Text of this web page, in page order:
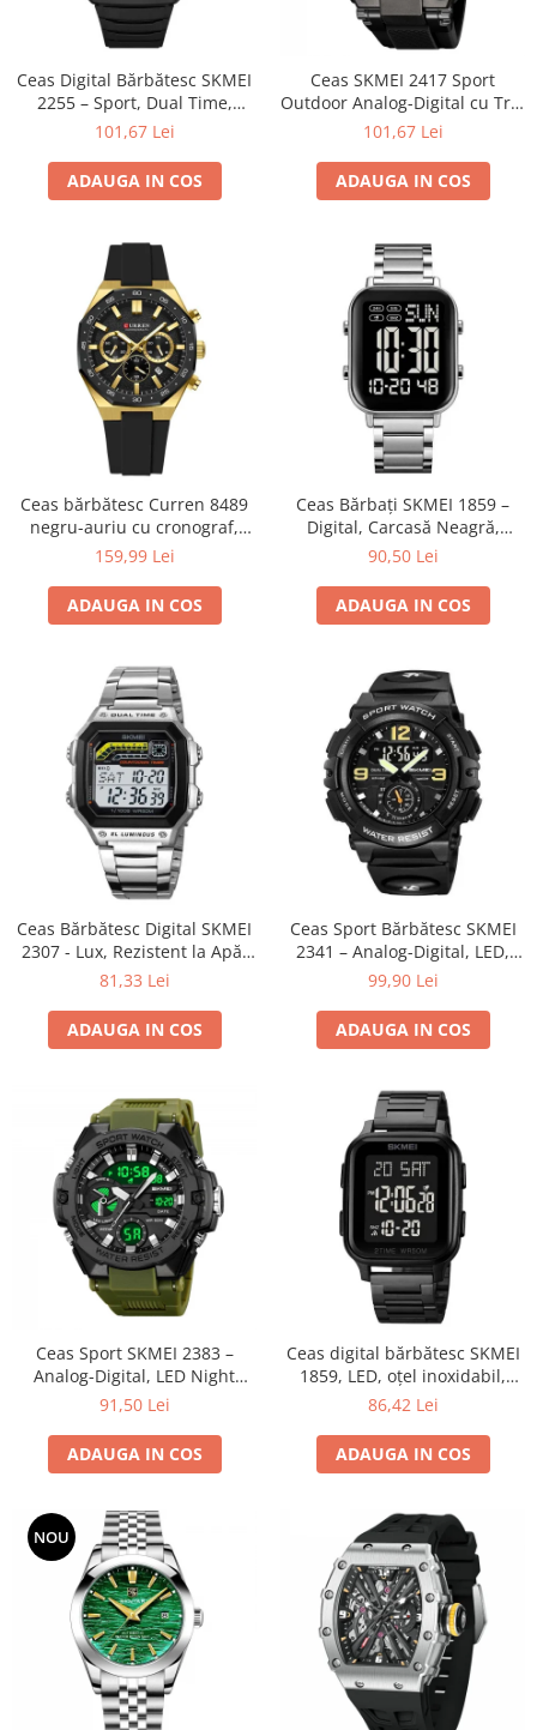
Ceas Digital Bărbătesc SKMEI
2255 – Sport, Dual Time,
Cronometru, Agenda
101,67 Lei
ADAUGA IN COS
Ceas SKMEI 2417 Sport
Outdoor Analog-Digital cu Trei
Fusuri Orare, Cronograf,
Rezistență la Apă 5ATM
101,67 Lei
ADAUGA IN COS
Ceas bărbătesc Curren 8489
negru-auriu cu cronograf,
curea din silicon și afișare
159,99 Lei
ADAUGA IN COS
Ceas Bărbați SKMEI 1859 –
Digital, Carcasă Neagră,
Brățară Inox Argintie, LED,
90,50 Lei
ADAUGA IN COS
Ceas Bărbătesc Digital SKMEI
2307 - Lux, Rezistent la Apă,
LED, Cronometru, Inoxidabil
81,33 Lei
ADAUGA IN COS
Ceas Sport Bărbătesc SKMEI
2341 – Analog-Digital, LED,
Rezistent la Apă 5ATM,
Mare
99,90 Lei
ADAUGA IN COS
Ceas Sport SKMEI 2383 –
Analog-Digital, LED Night
Light, Cronometru, Calendar,
Time, Shockproof
91,50 Lei
ADAUGA IN COS
Ceas digital bărbătesc SKMEI
1859, LED, oțel inoxidabil,
waterproof 5ATM
86,42 Lei
ADAUGA IN COS
NOU